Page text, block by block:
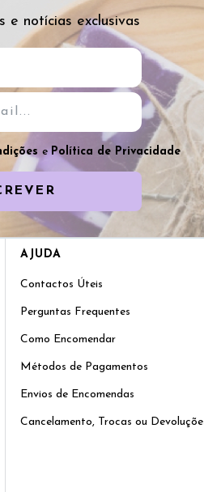
e notícias exclusivas
ePolítica de Privacidade
AJUDA
Contactos Úteis
Perguntas Frequentes
Como Encomendar
Métodos de Pagamentos
Envios de Encomendas
Cancelamento, Trocas ou